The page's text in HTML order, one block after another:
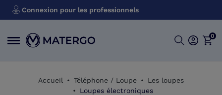
Connexion pour les professionnels
0
Accueil Téléphone / Loupe
Les loupes
Loupes électroniques